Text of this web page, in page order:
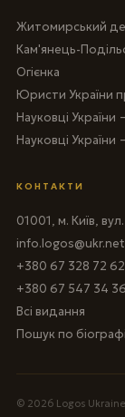
Житомирський
Кам'янець-
Огієнка
Юристи України
Науковці
Науковці
КОНТАКТИ
01001, м. Київ,
info.logos@ukr.net
+380 67 328 72 62
+380 67 547 34 36
Всі видання
Пошук по
© 2026 Logos